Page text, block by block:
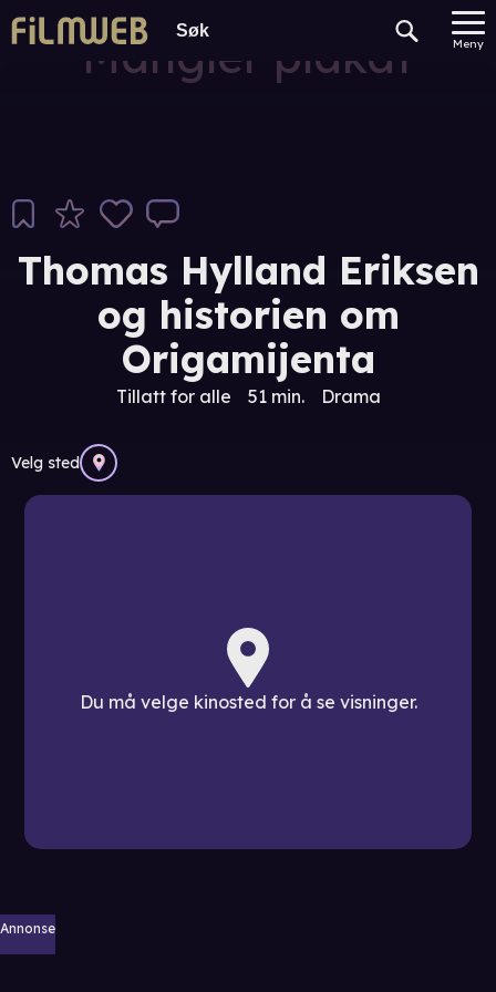
Meny
Mangler plakat
Thomas Hylland Eriksen
og historien om
Origamijenta
Tillatt for alle 51 min. Drama
Velg sted
Du må velge kinosted for å se visninger.
Annonse